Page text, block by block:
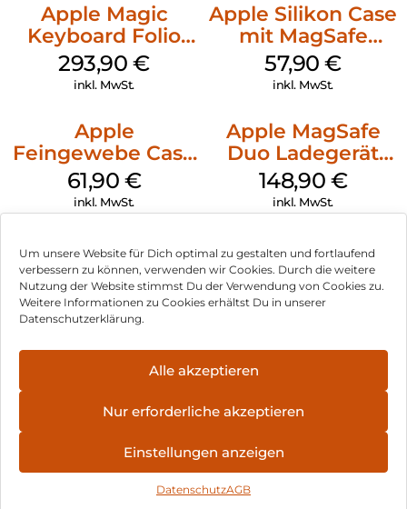
Um unsere Website für Dich optimal zu gestalten und fortlaufend
verbessern zu können, verwenden wir Cookies. Durch die weitere
Nutzung der Website stimmst Du der Verwendung von Cookies zu.
Weitere Informationen zu Cookies erhältst Du in unserer
Datenschutzerklärung.
Alle akzeptieren
Nur erforderliche akzeptieren
Einstellungen anzeigen
DatenschutzAGB
Apple Magic
Keyboard Folio
iPad 10.9″ (10.Gen.)
Weiß
293,90€
inkl. MwSt.
Apple Silikon Case
mit MagSafe
iPhone 14 Pro
(PRODUCT)RED
57,90€
inkl. MwSt.
Apple
Feingewebe Case
iPhone 15 Pro
MagSafe Schwarz
61,90 €
inkl. MwSt.
Apple MagSafe
Duo Ladegerät
Weiß
148,90 €
inkl. MwSt.
Impressum
Hinweis zur Batterieentsorgung
Newsletter
, Brodos AG – All Rights Reserved.